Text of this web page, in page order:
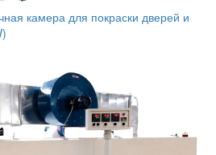
камера для покраски дверей и